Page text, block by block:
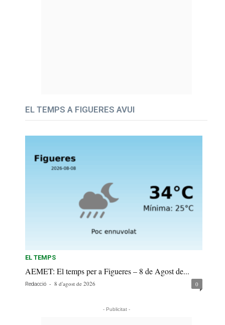
EL TEMPS A FIGUERES AVUI
EL TEMPS
AEMET: El temps per a Figueres – 8 de Agost de...
Redacció - 8 d'agost de 2026 0
- Publicitat -